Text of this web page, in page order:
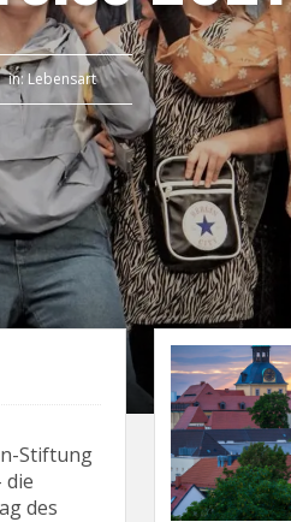
in:Lebensart
Stiftung
die
des